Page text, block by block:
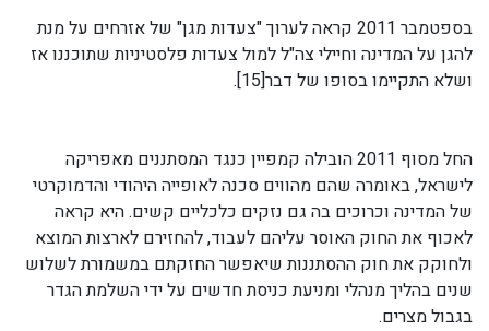
בספטמבר 2011 קראה לערוך "צעדות מגן" של אזרחים על מנת
להגן על המדינה וחיילי צה"ל למול צעדות פלסטיניות שתוכננו אז
ושלא התקיימו בסופו של דבר[15].
החל מסוף 2011 הובילה קמפיין כנגד המסתננים מאפריקה
לישראל, באומרה שהם מהווים סכנה לאופייה היהודי והדמוקרטי
של המדינה וכרוכים בה גם נזקים כלכליים קשים. היא קראה
לאכוף את החוק האוסר עליהם לעבוד, להחזירם לארצות המוצא
ולחוקק את חוק ההסתננות שיאפשר החזקתם במשמורת לשלוש
שנים בהליך מנהלי ומניעת כניסת חדשים על ידי השלמת הגדר
בגבול מצרים.